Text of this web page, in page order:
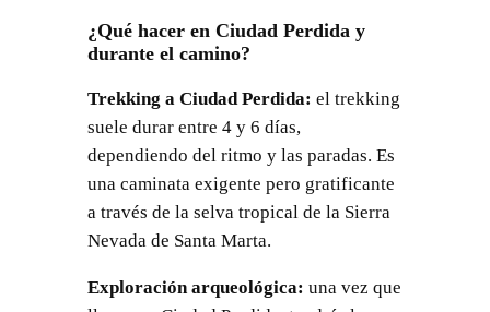
¿Qué hacer en Ciudad Perdida y
durante el camino?
Trekking a Ciudad Perdida: el trekking
suele durar entre 4 y 6 días,
dependiendo del ritmo y las paradas. Es
una caminata exigente pero gratificante
a través de la selva tropical de la Sierra
Nevada de Santa Marta.
Exploración arqueológica: una vez que